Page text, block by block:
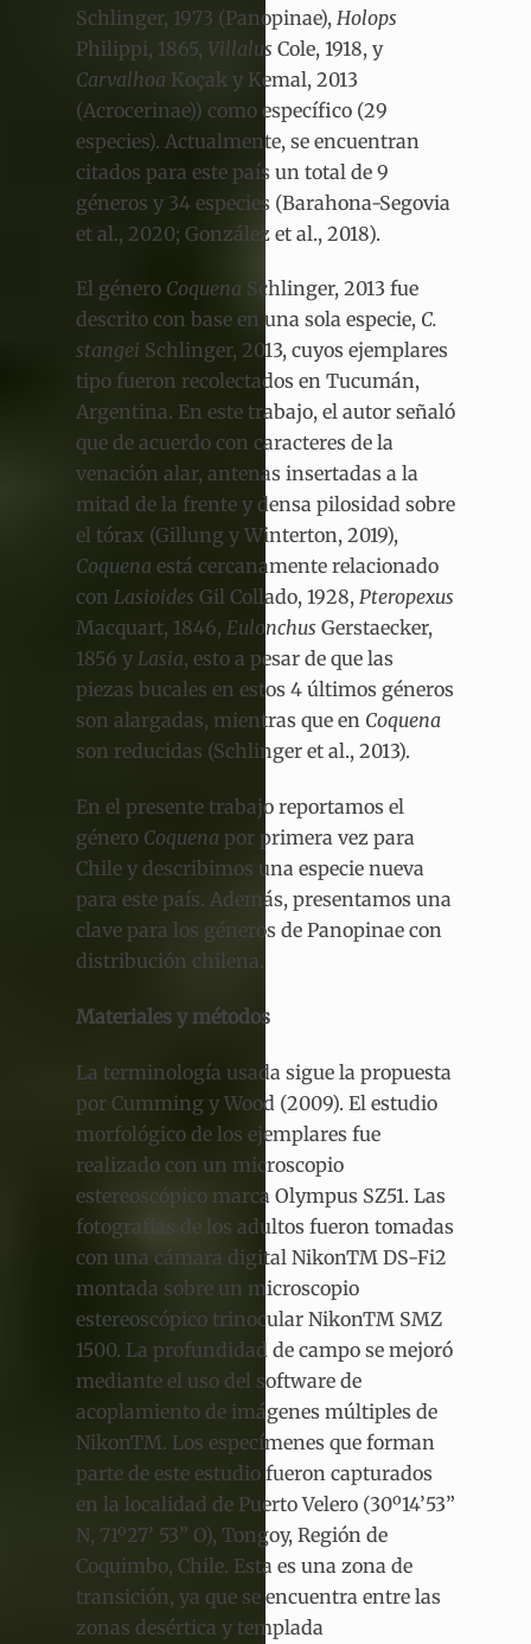
Schlinger, 1973 (Panopinae), Holops
Philippi, 1865, Villalus Cole, 1918, y
Carvalhoa Koçak y Kemal, 2013
(Acrocerinae)) como específico (29
especies). Actualmente, se encuentran
citados para este país un total de 9
géneros y 34 especies (Barahona-Segovia
et al., 2020; González et al., 2018).
El género Coquena Schlinger, 2013 fue
descrito con base en una sola especie, C.
stangei Schlinger, 2013, cuyos ejemplares
tipo fueron recolectados en Tucumán,
Argentina. En este trabajo, el autor señaló
que de acuerdo con caracteres de la
venación alar, antenas insertadas a la
mitad de la frente y densa pilosidad sobre
el tórax (Gillung y Winterton, 2019),
Coquena está cercanamente relacionado
con Lasioides Gil Collado, 1928, Pteropexus
Macquart, 1846, Eulonchus Gerstaecker,
1856 y Lasia, esto a pesar de que las
piezas bucales en estos 4 últimos géneros
son alargadas, mientras que en Coquena
son reducidas (Schlinger et al., 2013).
En el presente trabajo reportamos el
género Coquena por primera vez para
Chile y describimos una especie nueva
para este país. Además, presentamos una
clave para los géneros de Panopinae con
distribución chilena.
Materiales y métodos
La terminología usada sigue la propuesta
por Cumming y Wood (2009). El estudio
morfológico de los ejemplares fue
realizado con un microscopio
estereoscópico marca Olympus SZ51. Las
fotografías de los adultos fueron tomadas
con una cámara digital NikonTM DS-Fi2
montada sobre un microscopio
estereoscópico trinocular NikonTM SMZ
1500. La profundidad de campo se mejoró
mediante el uso del software de
acoplamiento de imágenes múltiples de
NikonTM. Los especímenes que forman
parte de este estudio fueron capturados
en la localidad de Puerto Velero (30º14’53”
N, 71º27’ 53” O), Tongoy, Región de
Coquimbo, Chile. Esta es una zona de
transición, ya que se encuentra entre las
zonas desértica y templada